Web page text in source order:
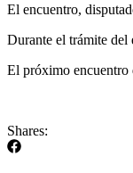
El encuentro,
Durante el trámite
El próximo encuentro
Shares: